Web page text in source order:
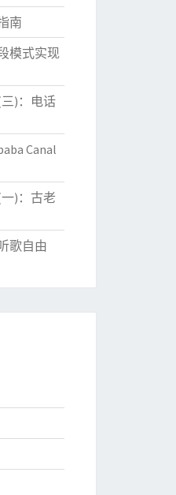
南
模式实现
)：电话
Canal
)：古老
歌自由